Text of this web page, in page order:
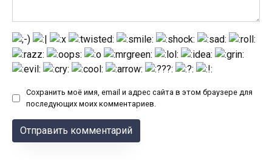
Сохранить моё имя, email и адрес сайта в этом браузере для
последующих моих комментариев.